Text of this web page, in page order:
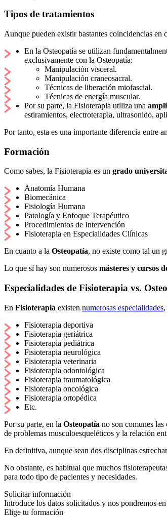
Tipos de tratamientos
Aunque pueden existir bastantes coincidencias en
En la Osteopatía se utilizan
exclusivamente con la Osteopatía:
Manipulación visceral.
Manipulación craneosacral.
Técnicas de liberación miofascial.
Técnicas de energía muscular.
Por su parte, la Fisioterapia utiliza una
estiramientos, electroterapia, ultrasonido,
Por tanto, esta es una importante diferencia entre
Formación
Como sabes, la Fisioterapia es un grado
Anatomía Humana
Biomecánica
Fisiología Humana
Patología y Enfoque Terapéutico
Procedimientos de Intervención
Fisioterapia en Especialidades Clínicas
En cuanto a la Osteopatía, no existe como tal un
Lo que sí hay son numerosos másteres y cursos
Especialidades de Fisioterapia vs.
En Fisioterapia existen numerosas especialidades
Fisioterapia deportiva
Fisioterapia geriátrica
Fisioterapia pediátrica
Fisioterapia neurológica
Fisioterapia veterinaria
Fisioterapia odontológica
Fisioterapia traumatológica
Fisioterapia oncológica
Fisioterapia ortopédica
Etc.
Por su parte, en la Osteopatía no son comunes
de problemas musculoesqueléticos y la relación
En definitiva, aunque sean dos disciplinas
No obstante, es habitual que muchos
para todo tipo de pacientes y necesidades.
Solicitar información
Introduce los datos solicitados y nos pondremos
Elige tu formación